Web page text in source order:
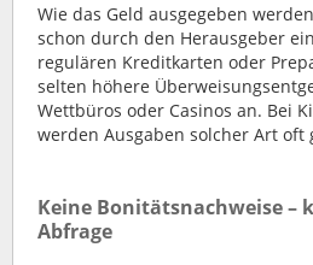
Wie das Geld ausgegeben
schon durch den Herausgeber
regulären Kreditkarten oder
selten höhere
Wettbüros oder Casinos an. Bei
werden Ausgaben solcher Art oft
Keine Bonitätsnachweise –
Abfrage